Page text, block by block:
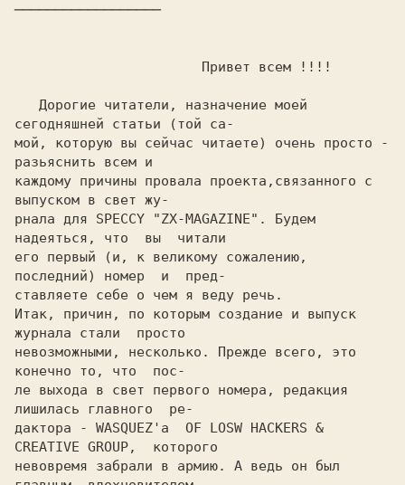
──────────────────
сегодняшней статьи (той са-
мой, которую вы сейчас читаете) очень просто -
разьяснить всем и
каждому причины провала проекта,связанного с
выпуском в свет жу-
рнала для SPECCY "ZX-MAGAZINE". Будем
надеяться, что  вы  читали
его первый (и, к великому сожалению,
последний) номер  и  пред-
ставляете себе о чем я веду речь.
Итак, причин, по которым создание и выпуск
журнала стали  просто
невозможными, несколько. Прежде всего, это
конечно то, что  пос-
ле выхода в свет первого номера, редакция
лишилась главного  ре-
дактора - WASQUEZ'а  OF LOSW HACKERS &
CREATIVE GROUP,  которого
невовремя забрали в армию. А ведь он был